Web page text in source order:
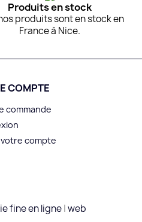
Produits en stock
produits sont en stock en
France à Nice.
COMPTE
commande
compte
fine en ligne|web